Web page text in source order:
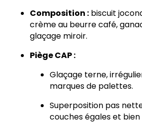
Composition : biscuit
crème au beurre café,
glaçage miroir.
Piège CAP :
Glaçage terne,
marques de palettes.
Superposition pas
couches égales et bien